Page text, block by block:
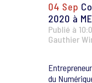
04 Sep
2020 à
Publié à
Gauthier
du